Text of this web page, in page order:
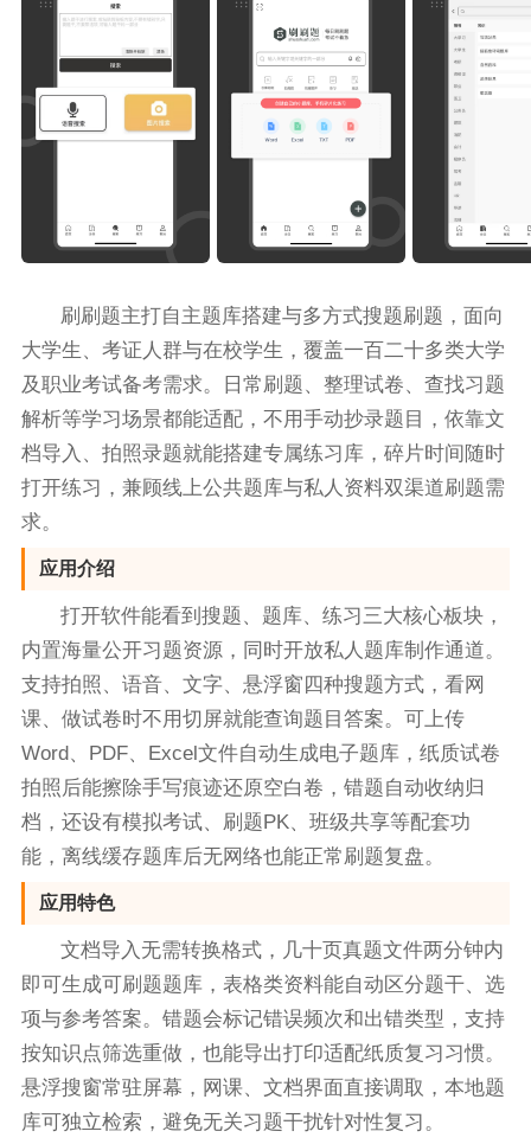
刷刷题主打自主题库搭建与多方式搜题刷题，面向
大学生、考证人群与在校学生，覆盖一百二十多类大学
及职业考试备考需求。日常刷题、整理试卷、查找习题
解析等学习场景都能适配，不用手动抄录题目，依靠文
档导入、拍照录题就能搭建专属练习库，碎片时间随时
打开练习，兼顾线上公共题库与私人资料双渠道刷题需
求。
应用介绍
打开软件能看到搜题、题库、练习三大核心板块，
内置海量公开习题资源，同时开放私人题库制作通道。
支持拍照、语音、文字、悬浮窗四种搜题方式，看网
课、做试卷时不用切屏就能查询题目答案。可上传
Word、PDF、Excel文件自动生成电子题库，纸质试卷
拍照后能擦除手写痕迹还原空白卷，错题自动收纳归
档，还设有模拟考试、刷题PK、班级共享等配套功
能，离线缓存题库后无网络也能正常刷题复盘。
应用特色
文档导入无需转换格式，几十页真题文件两分钟内
即可生成可刷题题库，表格类资料能自动区分题干、选
项与参考答案。错题会标记错误频次和出错类型，支持
按知识点筛选重做，也能导出打印适配纸质复习习惯。
悬浮搜窗常驻屏幕，网课、文档界面直接调取，本地题
库可独立检索，避免无关习题干扰针对性复习。